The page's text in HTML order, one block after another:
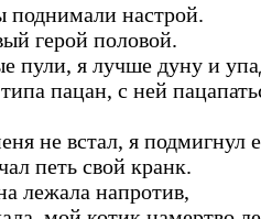
поднимали настрой.
герой половой.
пули, я лучше дуну и
пацан, с ней
не встал, я подмигнул
петь свой кранк.
лежала напротив,